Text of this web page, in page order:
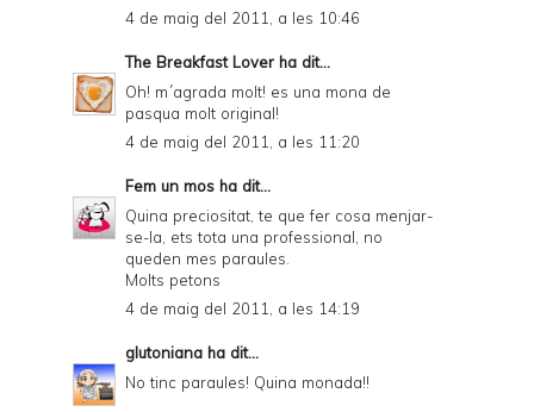
4 de maig del 2011, a les 10:46
The Breakfast Lover ha dit...
Oh! m´agrada molt! es una mona de
pasqua molt original!
4 de maig del 2011, a les 11:20
Fem un mos ha dit...
Quina preciositat, te que fer cosa menjar-
se-la, ets tota una professional, no
queden mes paraules.
Molts petons
4 de maig del 2011, a les 14:19
glutoniana ha dit...
No tinc paraules! Quina monada!!